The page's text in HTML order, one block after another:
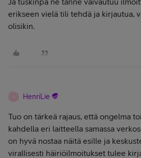
erikseen vielä tili tehdä ja kirjautua,
olisikin.
HenriLie
Tuo on tärkeä rajaus, että ongelma
kahdella eri laitteella samassa
on hyvä nostaa näitä esille ja
virallisesti häiriöilmoitukset tulee